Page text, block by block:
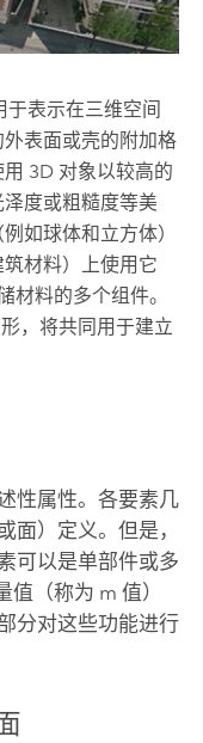
于表示在三维空间
表面或壳的附加格
3D 对象以较高的
度或粗糙度等美
如球体和立方体）
材料）上使用它
材料的多个组件。
，将共同用于建立
性属性。各要素几
面）定义。但是，
可以是单部件或多
（称为 m 值）
分对这些功能进行